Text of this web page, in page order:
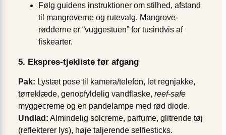
Følg guidens instruktioner om stilhed, afstand
til mangroverne og rutevalg. Mangrove-
rødderne er “vuggestuen” for tusindvis af
fiskearter.
5. Ekspres-tjekliste før afgang
Pak: Lystæt pose til kamera/telefon, let regnjakke,
tørreklæde, genopfyldelig vandflaske, reef-safe
myggecreme og en pandelampe med rød diode.
Undlad: Almindelig solcreme, parfume, glitrende tøj
(reflekterer lys), høje taljerende selfiesticks.